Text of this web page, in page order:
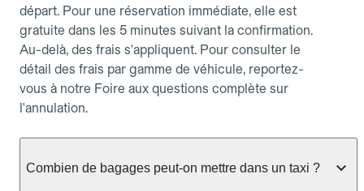
départ. Pour une réservation immédiate, elle est
gratuite dans les 5 minutes suivant la confirmation.
Au-delà, des frais s'appliquent. Pour consulter le
détail des frais par gamme de véhicule, reportez-
vous à notre Foire aux questions complète sur
l'annulation.
Combien de bagages peut-on mettre dans un taxi ?